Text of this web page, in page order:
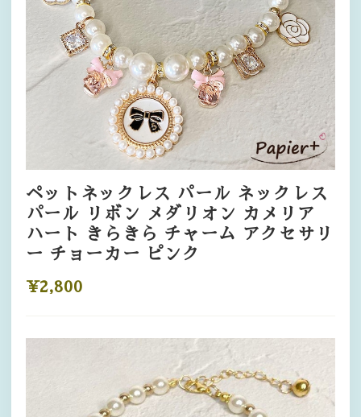
ペットネックレス パール ネックレス
パール リボン メダリオン カメリア
ハート きらきら チャーム アクセサリ
ー チョーカー ピンク
¥2,800